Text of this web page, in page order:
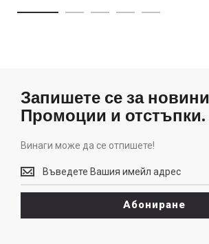
Запишете се за новини
Промоции и отстъпки.
Винаги може да се отпишете!
Винаги
може
да
отпишете!
Абониране